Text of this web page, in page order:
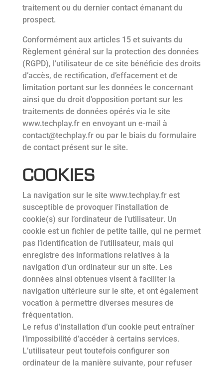
traitement ou du dernier contact émanant du
prospect.
Conformément aux articles 15 et suivants du
Règlement général sur la protection des données
(RGPD), l’utilisateur de ce site bénéficie des droits
d’accès, de rectification, d’effacement et de
limitation portant sur les données le concernant
ainsi que du droit d’opposition portant sur les
traitements de données opérés via le site
www.techplay.fr en envoyant un e-mail à
contact@techplay.fr ou par le biais du formulaire
de contact présent sur le site.
COOKIES
La navigation sur le site www.techplay.fr est
susceptible de provoquer l’installation de
cookie(s) sur l’ordinateur de l’utilisateur. Un
cookie est un fichier de petite taille, qui ne permet
pas l’identification de l’utilisateur, mais qui
enregistre des informations relatives à la
navigation d’un ordinateur sur un site. Les
données ainsi obtenues visent à faciliter la
navigation ultérieure sur le site, et ont également
vocation à permettre diverses mesures de
fréquentation.
Le refus d’installation d’un cookie peut entraîner
l’impossibilité d’accéder à certains services.
L’utilisateur peut toutefois configurer son
ordinateur de la manière suivante, pour refuser